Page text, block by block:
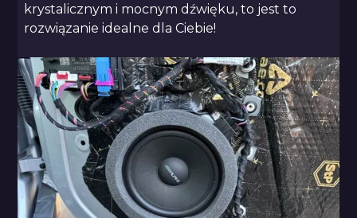
krystalicznym i mocnym dźwięku, to jest to
rozwiązanie idealne dla Ciebie!